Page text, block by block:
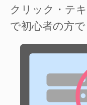
クリック・テ
で初心者の方で